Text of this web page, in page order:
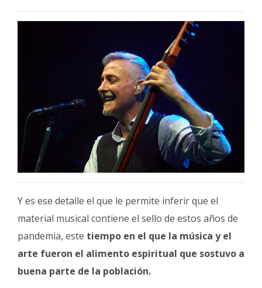
Y es ese detalle el que le permite inferir que el
material musical contiene el sello de estos años de
pandemia, este tiempo en el que la música y el
arte fueron el alimento espiritual que sostuvo a
buena parte de la población.